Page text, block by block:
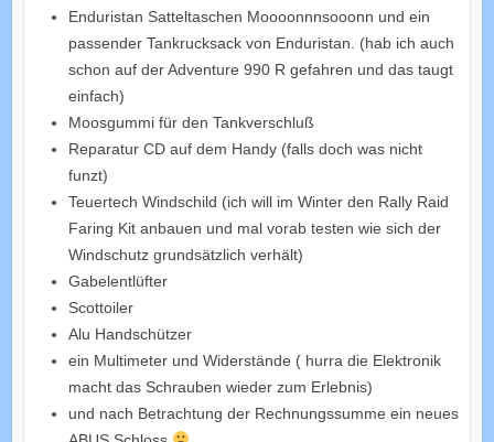
Enduristan Satteltaschen Moooonnnsooonn und ein
passender Tankrucksack von Enduristan. (hab ich auch
schon auf der Adventure 990 R gefahren und das taugt
einfach)
Moosgummi für den Tankverschluß
Reparatur CD auf dem Handy (falls doch was nicht
funzt)
Teuertech Windschild (ich will im Winter den Rally Raid
Faring Kit anbauen und mal vorab testen wie sich der
Windschutz grundsätzlich verhält)
Gabelentlüfter
Scottoiler
Alu Handschützer
ein Multimeter und Widerstände ( hurra die Elektronik
macht das Schrauben wieder zum Erlebnis)
und nach Betrachtung der Rechnungssumme ein neues